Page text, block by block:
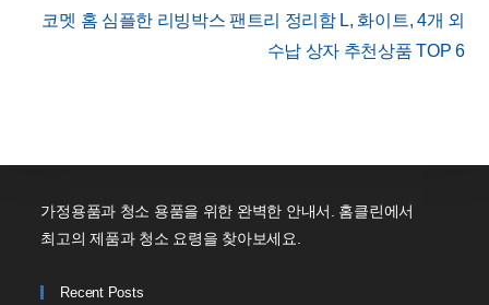
코멧 홈 심플한 리빙박스 팬트리 정리함 L, 화이트, 4개 외
수납 상자 추천상품 TOP 6
가정용품과 청소 용품을 위한 완벽한 안내서. 홈클린에서
최고의 제품과 청소 요령을 찾아보세요.
Recent Posts